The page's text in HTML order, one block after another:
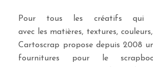
Pour tous les créatifs qui
avec les matières, textures,
Cartoscrap propose depuis 2008
fournitures pour le